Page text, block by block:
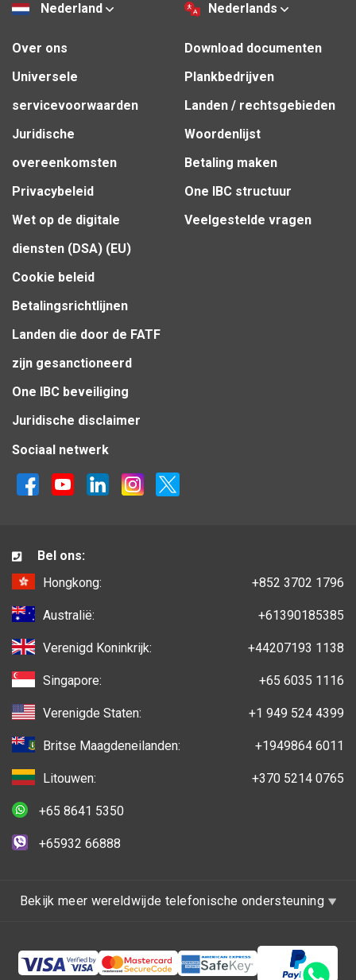
Nederland Nederlands
Over ons
Universele
servicevoorwaarden
Juridische
overeenkomsten
Privacybeleid
Wet op de digitale
diensten (DSA) (EU)
Cookie beleid
Betalingsrichtlijnen
Landen die door de FATF
zijn gesanctioneerd
One IBC beveiliging
Juridische disclaimer
Download documenten
Plankbedrijven
Landen / rechtsgebieden
Woordenlijst
Betaling maken
One IBC structuur
Veelgestelde vragen
Sociaal netwerk
Bel ons:
Hongkong:
+852 3702 1796
Australië: +61390185385
Verenigd Koninkrijk: +44207193 1138
Singapore: +65 6035 1116
Verenigde Staten: +1 949 524 4399
Britse Maagdeneilanden: +1949864 6011
Litouwen: +370 5214 0765
+65 8641 5350
+65932 66888
Bekijk meer wereldwijde telefonische ondersteuning